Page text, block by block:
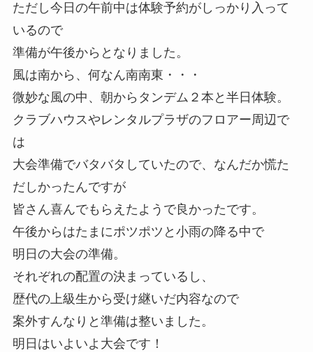
ただし今日の午前中は体験予約がしっかり入って
いるので
準備が午後からとなりました。
風は南から、何なん南南東・・・
微妙な風の中、朝からタンデム２本と半日体験。
クラブハウスやレンタルプラザのフロアー周辺で
は
大会準備でバタバタしていたので、なんだか慌た
だしかったんですが
皆さん喜んでもらえたようで良かったです。
午後からはたまにポツポツと小雨の降る中で
明日の大会の準備。
それぞれの配置の決まっているし、
歴代の上級生から受け継いだ内容なので
案外すんなりと準備は整いました。
明日はいよいよ大会です！